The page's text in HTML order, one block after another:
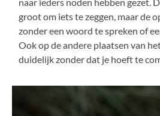
naar ieders noden hebben gezet.
groot om iets te zeggen, maar de
zonder een woord te spreken of
Ook op de andere plaatsen van
duidelijk zonder dat je hoeft te